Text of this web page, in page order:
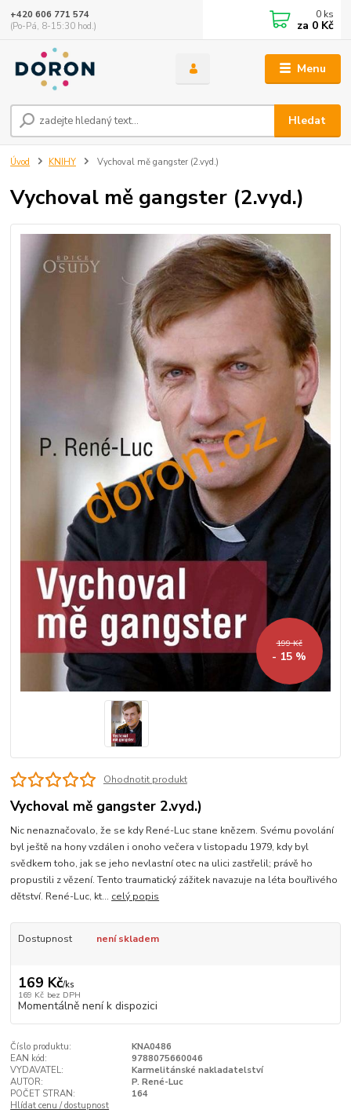
Menu
Hledat
+420 606 771 574
(Po-Pá, 8-15:30 hod.)
0 ks
za 0 Kč
Úvod KNIHY Vychoval mě gangster (2.vyd.)
Vychoval mě gangster (2.vyd.)
199 Kč
- 15 %
Ohodnotit produkt
Vychoval mě gangster 2.vyd.)
Nic nenaznačovalo, že se kdy René-Luc stane knězem. Svému povolání
byl ještě na hony vzdálen i onoho večera v listopadu 1979, kdy byl
svědkem toho, jak se jeho nevlastní otec na ulici zastřelil; právě ho
propustili z vězení. Tento traumatický zážitek navazuje na léta bouřlivého
dětství. René-Luc, kt... celý popis
Dostupnost není skladem
169 Kč/ks
169 Kč bez DPH
Momentálně není k dispozici
Číslo produktu:
KNA0486
EAN kód:
9788075660046
VYDAVATEL:
Karmelitánské nakladatelství
AUTOR:
P. René-Luc
POČET STRAN:
164
Hlídat cenu / dostupnost